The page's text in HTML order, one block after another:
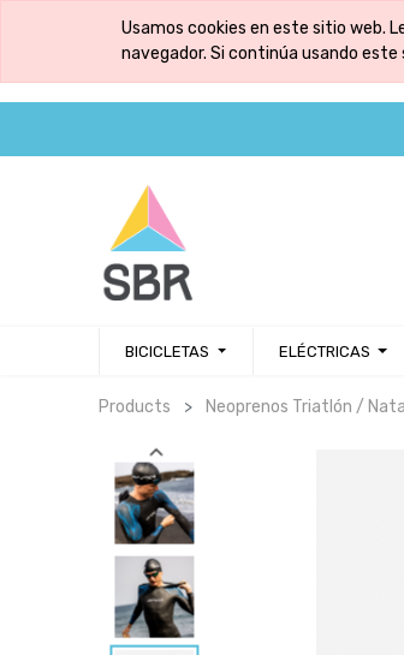
Usamos cookies en este sitio web.
navegador. Si continúa usando
BICICLETAS ELÉCTRICAS
Products Neoprenos Triatlón /